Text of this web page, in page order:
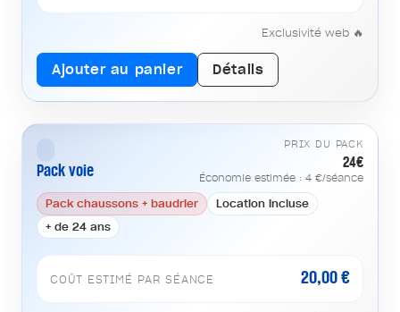
Exclusivité web 🔥
Ajouter au panier Détails
Pack voie
PRIX DU PACK
24€
Économie estimée : 4 €/séance
Pack chaussons + baudrier
Location incluse
+ de 24 ans
COÛT ESTIMÉ PAR SÉANCE 20,00 €